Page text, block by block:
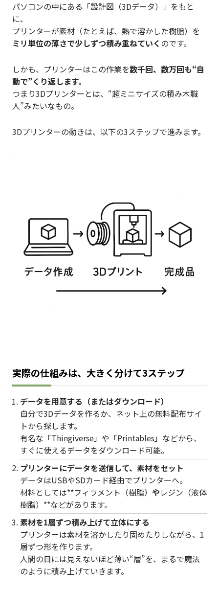
パソコンの中にある「設計図（3Dデータ）」をもと
に、
プリンターが素材（たとえば、熱で溶かした樹脂）を
ミリ単位の薄さで少しずつ積み重ねていく のです。
しかも、プリンターはこの作業を数千回、数万回も“自
動で”くり返します。
つまり3Dプリンターとは、“超ミニサイズの積み木職
人”みたいなもの。
3Dプリンターの動きは、以下の3ステップで進みます。
実際の仕組みは、大きく分けて3ステップ
データを用意する（またはダウンロード）
自分で3Dデータを作るか、ネット上の無料配布サイ
トから探します。
有名な「Thingiverse」や「Printables」などから、
すぐに使えるデータをダウンロード可能。
プリンターにデータを送信して、素材をセット
データはUSBやSDカード経由でプリンターへ。
材料としては**フィラメント（樹脂） やレジン（液体
樹脂）**などがあります。
素材を1層ずつ積み上げて立体にする
プリンターは素材を溶かしたり固めたりしながら、1
層ずつ形を作ります。
人間の目には見えないほど薄い“層”を、まるで魔法
のように積み上げていきます。